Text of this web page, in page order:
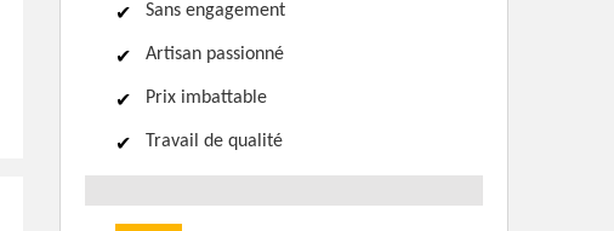
Sans engagement
Artisan passionné
Prix imbattable
Travail de qualité